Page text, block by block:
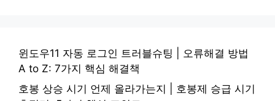
윈도우11 자동 로그인 트러블슈팅 | 오류해결 방법
A to Z: 7가지 핵심 해결책
호봉 상승 시기 언제 올라가는지 | 호봉제 승급 시기